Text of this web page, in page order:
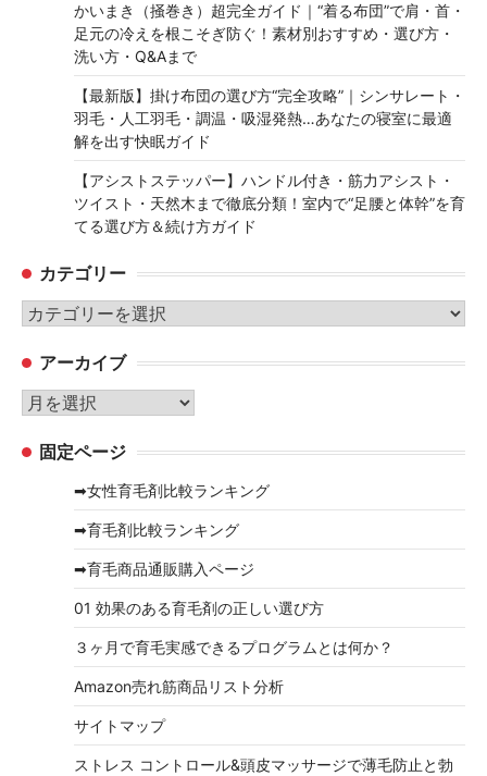
かいまき（掻巻き）超完全ガイド｜“着る布団”で肩・首・
足元の冷えを根こそぎ防ぐ！素材別おすすめ・選び方・
洗い方・Q&Aまで
【最新版】掛け布団の選び方“完全攻略”｜シンサレート・
羽毛・人工羽毛・調温・吸湿発熱…あなたの寝室に最適
解を出す快眠ガイド
【アシストステッパー】ハンドル付き・筋力アシスト・
ツイスト・天然木まで徹底分類！室内で“足腰と体幹”を育
てる選び方＆続け方ガイド
カテゴリー
カ
ゴ
リ
ー
アーカイブ
ア
カ 固定ページ
➡女性育毛剤比較ランキング
➡育毛剤比較ランキング
➡育毛商品通販購入ページ
01 効果のある育毛剤の正しい選び方
３ヶ月で育毛実感できるプログラムとは何か？
Amazon売れ筋商品リスト分析
サイトマップ
ストレス コントロール&頭皮マッサージで薄毛防止と勃